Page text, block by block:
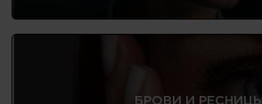
БРОВИ И РЕСНИЦЫ